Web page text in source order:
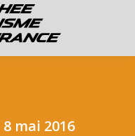
8 mai 2016